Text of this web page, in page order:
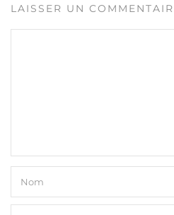
LAISSER UN